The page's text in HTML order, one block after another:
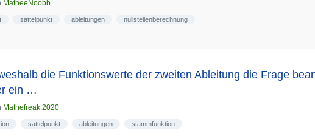
MatheeNoobb
sattelpunkt ableitungen nullstellenberechnung
die Funktionswerte der zweiten Ableitung die Frage
ein …
Mathefreak.2020
sattelpunkt ableitungen stammfunktion